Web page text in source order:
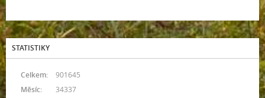
STATISTIKY
Celkem:
901645
Měsíc:
34337